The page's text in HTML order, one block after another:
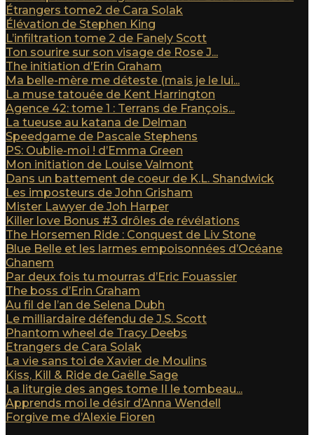
Étrangers tome2 de Cara Solak
Élévation de Stephen King
L’infiltration tome 2 de Fanely Scott
Ton sourire sur son visage de Rose J...
The initiation d’Erin Graham
Ma belle-mère me déteste (mais je le lui...
La muse tatouée de Kent Harrington
Agence 42: tome 1 : Terrans de François...
La tueuse au katana de Delman
Speedgame de Pascale Stephens
PS: Oublie-moi ! d’Emma Green
Mon initiation de Louise Valmont
Dans un battement de coeur de K.L. Shandwick
Les imposteurs de John Grisham
Mister Lawyer de Joh Harper
Killer love Bonus #3 drôles de révélations
The Horsemen Ride : Conquest de Liv Stone
Blue Belle et les larmes empoisonnées d’Océane
Ghanem
Par deux fois tu mourras d’Eric Fouassier
The boss d’Erin Graham
Au fil de l’an de Selena Dubh
Le milliardaire défendu de J.S. Scott
Phantom wheel de Tracy Deebs
Etrangers de Cara Solak
La vie sans toi de Xavier de Moulins
Kiss, Kill & Ride de Gaëlle Sage
La liturgie des anges tome II le tombeau...
Apprends moi le désir d’Anna Wendell
Forgive me d’Alexie Fioren